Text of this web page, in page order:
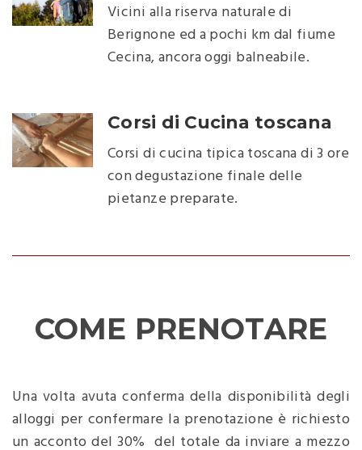
Vicini alla riserva naturale di
Berignone ed a pochi km dal fiume
Cecina, ancora oggi balneabile.
Corsi di Cucina toscana
Corsi di cucina tipica toscana di 3 ore
con degustazione finale delle
pietanze preparate.
COME PRENOTARE
Una volta avuta conferma della disponibilità degli
alloggi per confermare la prenotazione è richiesto
un acconto del 30% del totale da inviare a mezzo